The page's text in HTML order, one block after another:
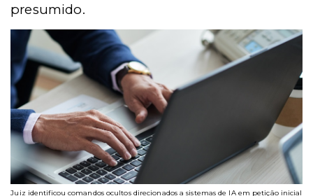
presumido.
Juiz identificou comandos ocultos direcionados a sistemas de IA em petição inicial